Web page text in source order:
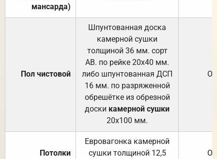
мансарда)
Пол чистовой
Шпунтованная доска
камерной сушки
толщиной 36 мм. сорт
АВ. по рейке 20х40 мм.
либо шпунтованная ДСП
16 мм. по разряженной
обрешётке из обрезной
доски камерной сушки
20х100 мм.
Потолки
Евровагонка камерной
сушки толщиной 12,5